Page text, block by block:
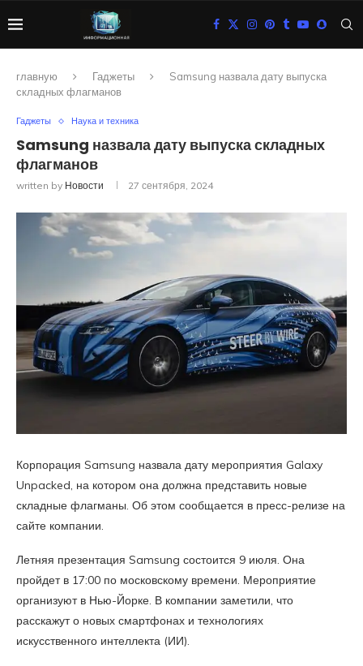
главную Гаджеты
Samsung назвала дату выпуска
складных флагманов
Гаджеты Наука и техника
Samsung назвала дату выпуска складных
флагманов
written by Новости 27 сентября, 2024
Корпорация Samsung назвала дату мероприятия Galaxy
Unpacked, на котором она должна представить новые
складные флагманы. Об этом сообщается в пресс-релизе на
сайте компании.
Летняя презентация Samsung состоится 9 июля. Она
пройдет в 17:00 по московскому времени. Мероприятие
организуют в Нью-Йорке. В компании заметили, что
расскажут о новых смартфонах и технологиях
искусственного интеллекта (ИИ).